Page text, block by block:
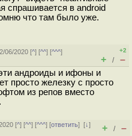
спрашивается в android
что там было уже.
06/2020 [^] [^^] [^^^]
+2
+ / –
андроиды и ифоны и
просто железку с просто
из репов вместо
[^] [^^] [^^^] [ответить][↓]
+ / –